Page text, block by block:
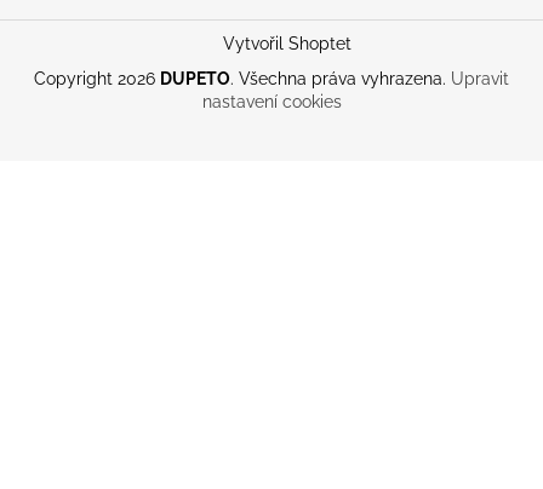
Vytvořil Shoptet
Copyright 2026 DUPETO. Všechna práva vyhrazena. Upravit
nastavení cookies